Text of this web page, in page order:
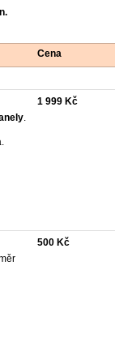
Cena
.
1 999 Kč
500 Kč